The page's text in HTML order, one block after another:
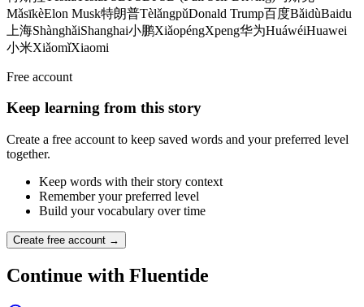
MǎsīkèElon Musk特朗普TèlǎngpǔDonald Trump百度BǎidùBaidu
上海ShànghǎiShanghai小鹏XiǎopéngXpeng华为HuáwéiHuawei
小米XiǎomǐXiaomi
Free account
Keep learning from this story
Create a free account to keep saved words and your preferred level
together.
Keep words with their story context
Remember your preferred level
Build your vocabulary over time
Create free account →
Continue with Fluentide